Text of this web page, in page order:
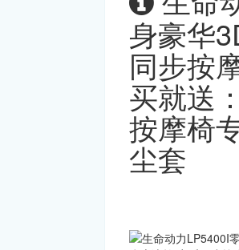
身豪华
同步按
买就送
按摩椅
尘套